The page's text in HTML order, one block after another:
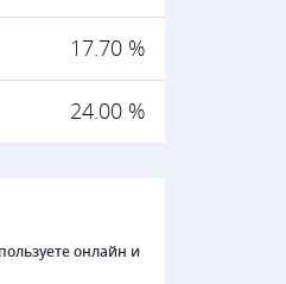
17.70 %
24.00 %
онлайн и